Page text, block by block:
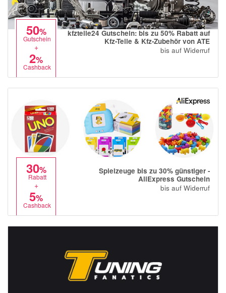
50%
Gutschein
+
2%
Cashback
kfzteile24 Gutschein: bis zu 50% Rabatt auf
Kfz-Teile & Kfz-Zubehör von ATE
bis auf Widerruf
30%
Rabatt
+
5%
Cashback
Spielzeuge bis zu 30% günstiger -
AliExpress Gutschein
bis auf Widerruf